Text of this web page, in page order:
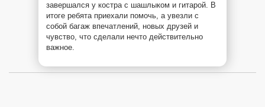
завершался у костра с шашлыком и гитарой. В
итоге ребята приехали помочь, а увезли с
собой багаж впечатлений, новых друзей и
чувство, что сделали нечто действительно
важное.